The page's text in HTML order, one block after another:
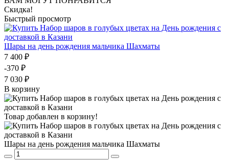
Скидка!
Быстрый просмотр
Шары на день рождения мальчика Шахматы
7 400 ₽
-370 ₽
7 030 ₽
В корзину
Товар добавлен в корзину!
Шары на день рождения мальчика Шахматы